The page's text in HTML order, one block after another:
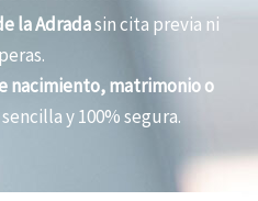
la Adradasin cita previa ni
nacimiento, matrimonio o
y 100% segura.